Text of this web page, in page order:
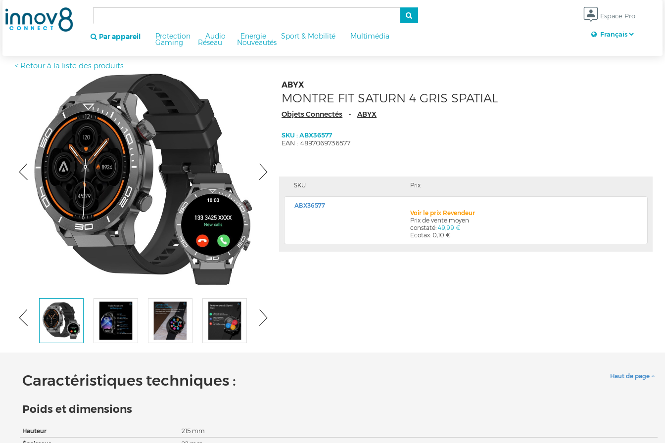
Espace Pro
Par appareil Protection Audio Energie Sport & Mobilité Multimédia
Gaming Réseau Nouveautés
< Retour à la liste des produits
ABYX
MONTRE FIT SATURN 4 GRIS SPATIAL
Objets Connectés - ABYX
SKU : ABX36577
EAN : 4897069736577
SKU Prix
ABX36577
Voir le prix Revendeur
Prix de vente moyen
constaté:49,99 €
Ecotax: 0,10 €
Haut de page
Caractéristiques techniques :
Poids et dimensions
Hauteur
215 mm